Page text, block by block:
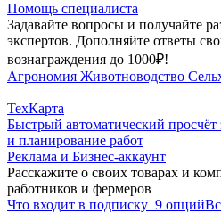
Помощь специалиста
Задавайте вопросы и получайте
экспертов. Дополняйте ответы
вознаграждения до 1000₽!
Агрономия Животноводство
ТехКарта
Быстрый автоматический просчёт
и планирование работ
Реклама и Бизнес-аккаунт
Расскажите о своих товарах и
работников и фермеров
Что входит в подписку 9 опций